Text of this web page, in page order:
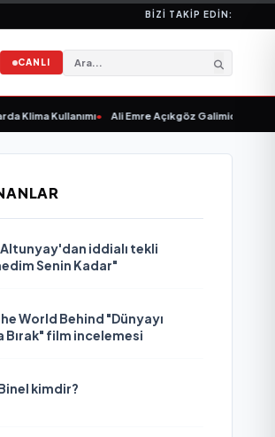
BIZI TAKIP EDIN:
CANLI
• Ali Emre Açıkgöz Galimidi, Eski AB
iddialı tekli
Senin Kadar"
Behind "Dünyayı
Bırak" film incelemesi
kimdir?